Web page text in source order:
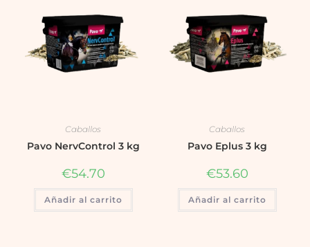
Caballos
Pavo NervControl 3 kg
€54.70
Añadir al carrito
Caballos
Pavo Eplus 3 kg
€53.60
Añadir al carrito